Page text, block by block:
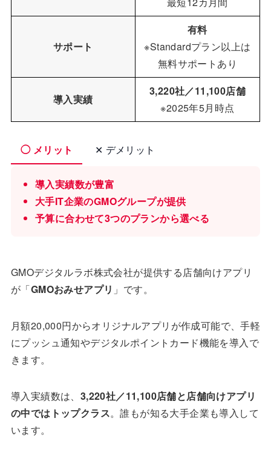
サポート
有料
※Standardプラン以上は
無料サポートあり
導入実績
3,220社／11,100店舗
※2025年5月時点
◯ メリット ✕ デメリット
導入実績数が豊富
大手IT企業のGMOグループが提供
予算に合わせて3つのプランから選べる
GMOデジタルラボ株式会社が提供する店舗向けアプリ
が「GMOおみせアプリ 」です。
月額20,000円からオリジナルアプリが作成可能で、手軽
にプッシュ通知やデジタルポイントカード機能を導入で
きます。
導入実績数は、 3,220社／11,100店舗と店舗向けアプリ
の中ではトップクラス。誰もが知る大手企業も導入して
います。